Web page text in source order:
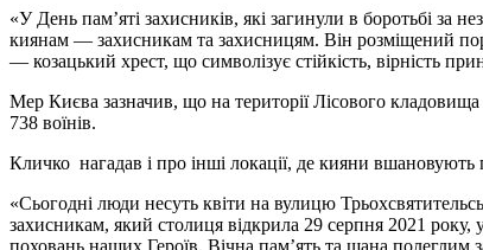
«У День памʼяті захисників, які загинули в боротьбі за
киянам — захисникам та захисницям. Він розміщений
— козацький хрест, що символізує стійкість, вірність
Мер Києва зазначив, що на території Лісового
738 воїнів.
Кличко нагадав і про інші локації, де кияни вшановують
«Сьогодні люди несуть квіти на вулицю
захисникам, який столиця відкрила 29 серпня 2021 року,
поховань наших Героїв. Вічна памʼять та шана полеглим